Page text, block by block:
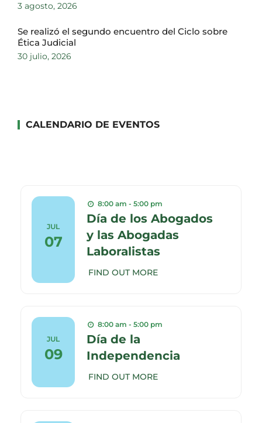
3 agosto, 2026
Se realizó el segundo encuentro del Ciclo sobre
Ética Judicial
30 julio, 2026
CALENDARIO DE EVENTOS
JUL
07
8:00 am - 5:00 pm
Día de los Abogados
y las Abogadas
Laboralistas
FIND OUT MORE
JUL
09
8:00 am - 5:00 pm
Día de la
Independencia
FIND OUT MORE